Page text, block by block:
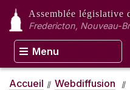
Assemblée législative
Fredericton, Nouveau-
Menu
Accueil
Webdiffusion